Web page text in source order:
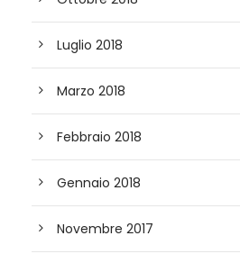
Luglio 2018
Marzo 2018
Febbraio 2018
Gennaio 2018
Novembre 2017